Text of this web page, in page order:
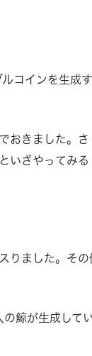
コインを生成
おきました。さ
いざやってみる
りました。その
鯨が生成して